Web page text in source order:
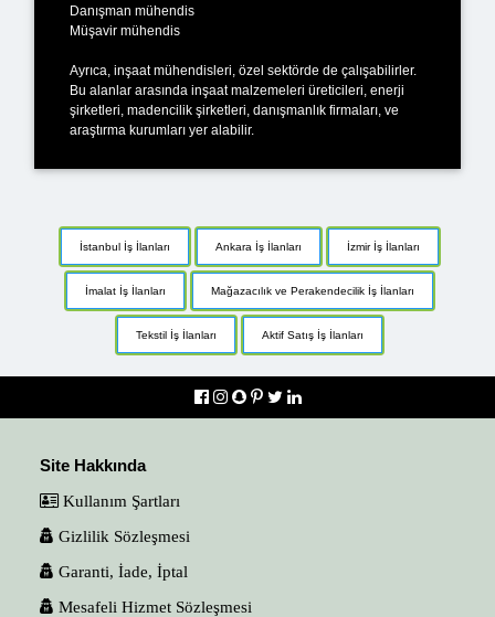
Danışman mühendis
Müşavir mühendis
Ayrıca, inşaat mühendisleri, özel sektörde de çalışabilirler.
Bu alanlar arasında inşaat malzemeleri üreticileri, enerji
şirketleri, madencilik şirketleri, danışmanlık firmaları, ve
araştırma kurumları yer alabilir.
İstanbul İş İlanları Ankara İş İlanları İzmir İş İlanları
İmalat İş İlanları Mağazacılık ve Perakendecilik İş İlanları
Tekstil İş İlanları Aktif Satış İş İlanları
Site Hakkında
Kullanım Şartları
Gizlilik Sözleşmesi
Garanti, İade, İptal
Mesafeli Hizmet Sözleşmesi